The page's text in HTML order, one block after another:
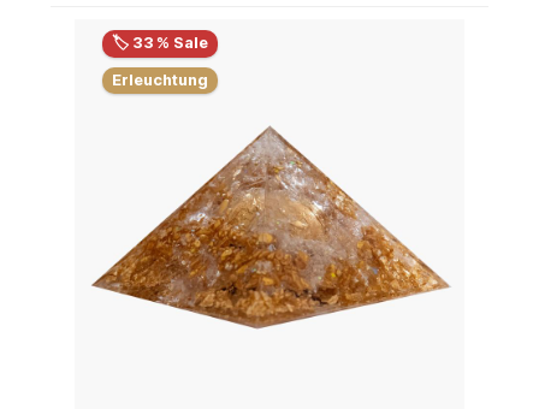
Produktgalerie überspringen
🏷️ 33 % Sale
Erleuchtung